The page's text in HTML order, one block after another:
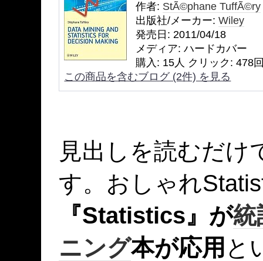
作者: StÃ©phane TuffÃ©ry
出版社/メーカー: Wiley
発売日: 2011/04/18
メディア: ハードカバー
購入 : 15人 クリック : 478
この商品を含むブログ (2件) を見る
見出しを読むだけ
す。おしゃれ
『Statistics』が統
ニング本が応用 と